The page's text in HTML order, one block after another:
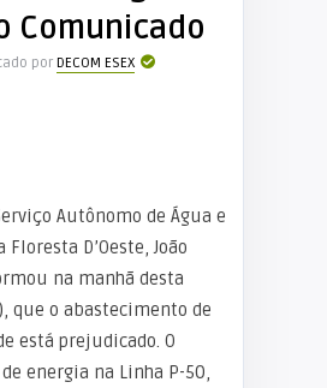
Comunicado
por DECOM ESEX
Autônomo de Água e
Floresta D’Oeste, João
na manhã desta
que o abastecimento de
está prejudicado. O
energia na Linha P-50,